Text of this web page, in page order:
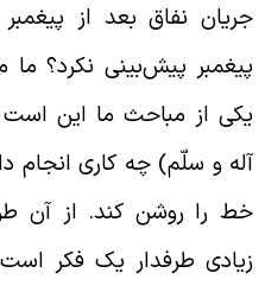
نفاق بعد از پیغمبر
پیش‌بینی نکرد؟ ما
از مباحث ما این است
و سلّم) چه کاری انجام
را روشن کند. از آن
طرفدار یک فکر است